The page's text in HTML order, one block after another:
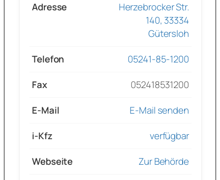
Adresse
Herzebrocker Str.
140, 33334
Gütersloh
Telefon
05241-85-1200
Fax
052418531200
E-Mail
E-Mail senden
i-Kfz
verfügbar
Webseite
Zur Behörde